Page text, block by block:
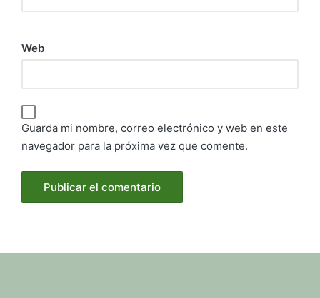
Web
Guarda mi nombre, correo electrónico y web en este
navegador para la próxima vez que comente.